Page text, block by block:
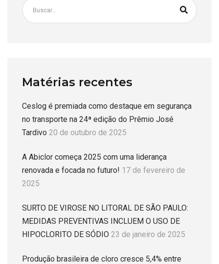
Matérias recentes
Ceslog é premiada como destaque em segurança
no transporte na 24ª edição do Prêmio José
Tardivo 20 de outubro de 2025
A Abiclor começa 2025 com uma liderança
renovada e focada no futuro! 17 de fevereiro de
2025
SURTO DE VIROSE NO LITORAL DE SÃO PAULO:
MEDIDAS PREVENTIVAS INCLUEM O USO DE
HIPOCLORITO DE SÓDIO 23 de janeiro de 2025
Produção brasileira de cloro cresce 5,4% entre